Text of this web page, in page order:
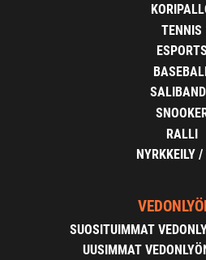
TENNIS
ESPORTS
RALLI
NYRKKEILY /
SUOSITUIMMAT
UUSIMMAT